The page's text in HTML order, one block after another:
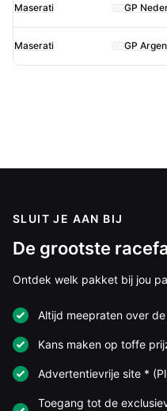
Maserati GP
Maserati GP
SLUIT JE AAN BIJ
De grootste
Ontdek welk pakket bij jou
Altijd meepraten over de
Kans maken op toffe
Advertentievrije site *
Toegang tot de